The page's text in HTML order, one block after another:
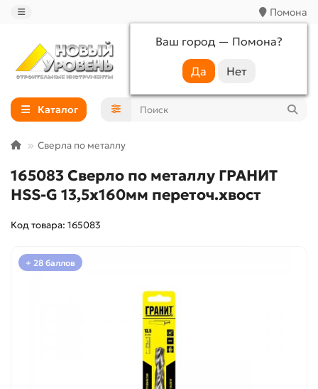
Помона
Ваш город — Помона?
+7 (988) 233-44-52
Каталог
Сверла по металлу
165083 Сверло по металлу ГРАНИТ
HSS-G 13,5х160мм переточ.хвост
Код товара: 165083
+ 28 баллов